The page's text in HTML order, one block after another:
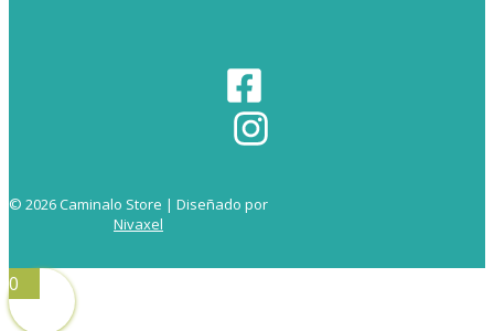
© 2026 Caminalo Store | Diseñado por
Nivaxel
0